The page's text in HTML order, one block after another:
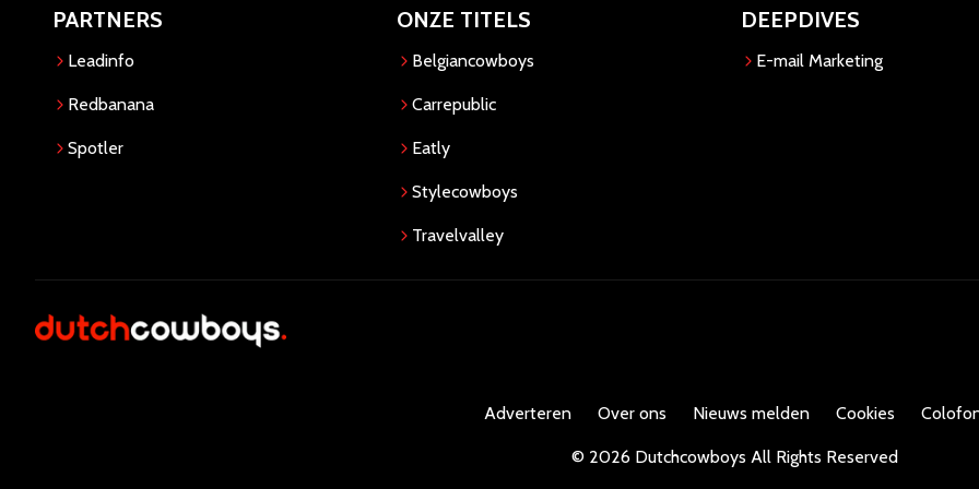
PARTNERS
Leadinfo
Redbanana
Spotler
ONZE TITELS
Belgiancowboys
Carrepublic
Eatly
Stylecowboys
Travelvalley
DEEPDIVES
E-mail Marketing
Adverteren Over ons Nieuws melden Cookies
© 2026 Dutchcowboys All Rights Reserved